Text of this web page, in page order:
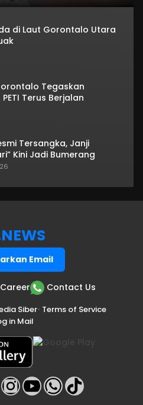
di Laut Gorontalo Utara
Tegaskan
Terus Berjalan
Tersangka, Janji
Kini Jadi Bumerang
Email
Career Contact Us
Siber• Terms of Service
in Mail